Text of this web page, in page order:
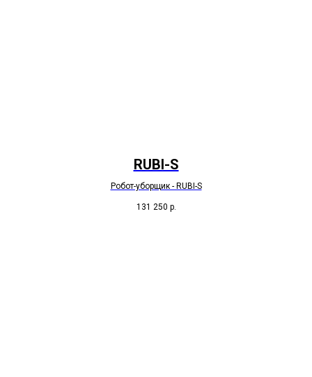
RUBI-S
Робот-уборщик - RUBI-S
131 250 р.